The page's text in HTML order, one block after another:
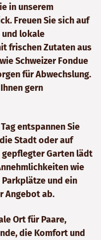
in unserem
Freuen Sie sich auf
lokale
frischen Zutaten aus
Schweizer Fondue
für Abwechslung.
gern
entspannen Sie
Stadt oder auf
gepflegter Garten lädt
wie
und ein
Angebot ab.
Ort für Paare,
die Komfort und